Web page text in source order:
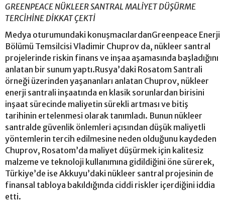
GREENPEACE NÜKLEER SANTRAL MALİYET DÜŞÜRME
TERCİHİNE DİKKAT ÇEKTİ
Medya oturumundaki konuşmacılardanGreenpeace Enerji
Bölümü Temsilcisi Vladimir Chuprov da, nükleer santral
projelerinde riskin finans ve inşaa aşamasında başladığını
anlatan bir sunum yaptı.Rusya’daki Rosatom Santrali
örneği üzerinden yaşananları anlatan Chuprov, nükleer
enerji santrali inşaatında en klasik sorunlardan birisini
inşaat sürecinde maliyetin sürekli artması ve bitiş
tarihinin ertelenmesi olarak tanımladı. Bunun nükleer
santralde güvenlik önlemleri açısından düşük maliyetli
yöntemlerin tercih edilmesine neden olduğunu kaydeden
Chuprov, Rosatom’da maliyet düşürmek için kalitesiz
malzeme ve teknoloji kullanımına gidildiğini öne sürerek,
Türkiye’de ise Akkuyu’daki nükleer santral projesinin de
finansal tabloya bakıldığında ciddi riskler içerdiğini iddia
etti.